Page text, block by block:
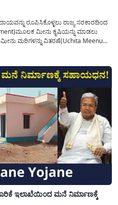
ರೂಪಿಸಿಕೊಳ್ಳಲು ರಾಜ್ಯ ಸರಕಾರದಿಂದ
ಮೀನು ಕೃಷಿಯನ್ನು ಮಾಡಲು
ಮರಿಗಳನ್ನು ವಿತರಣೆ(Uchita Meenu
ಇಲಾಖೆಯಿಂದ ಮನೆ ನಿರ್ಮಾಣಕ್ಕೆ